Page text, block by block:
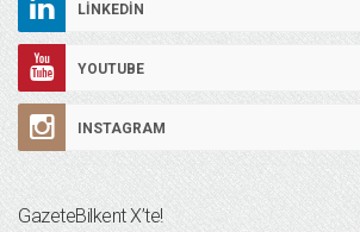
LINKEDIN
YOUTUBE
INSTAGRAM
GazeteBilkent X’te!